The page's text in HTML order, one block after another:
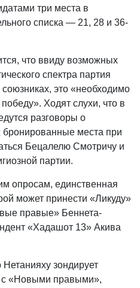
три места в
списка — 21, 28 и 36-
что ввиду возможных
спектра партия
это «необходимо
Ходят слухи, что в
разговоры о
бронированные места при
Бецалелю Смотричу и
партии.
опросам, единственная
может принести «Ликуду»
правые» Беннета-
«Хадашот 13» Акива
зондирует
с «Новыми правыми»,